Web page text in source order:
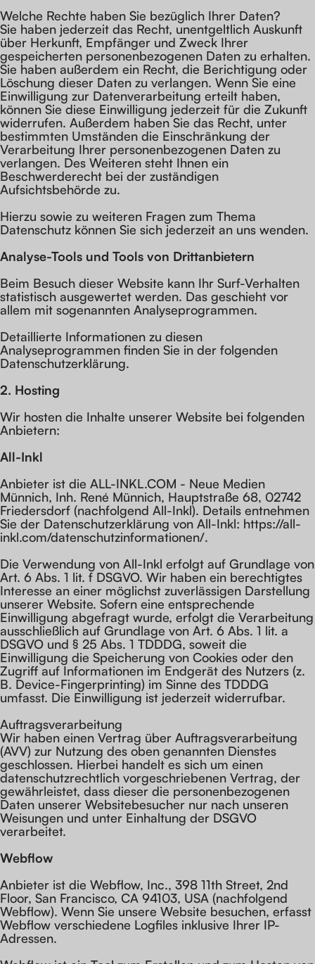
Websiteerstellung
Branding&
Design
Projekte&Referenzen
Projektablauf
SEO&SEA
Team
Kontakt
DatenschutzImpressum
Welche Rechte haben Sie bezüglich Ihrer Daten?
Sie haben jederzeit das Recht, unentgeltlich Auskunft
über Herkunft, Empfänger und Zweck Ihrer
gespeicherten personenbezogenen Daten zu erhalten.
Sie haben außerdem ein Recht, die Berichtigung oder
Löschung dieser Daten zu verlangen. Wenn Sie eine
Einwilligung zur Datenverarbeitung erteilt haben,
können Sie diese Einwilligung jederzeit für die Zukunft
widerrufen. Außerdem haben Sie das Recht, unter
bestimmten Umständen die Einschränkung der
Verarbeitung Ihrer personenbezogenen Daten zu
verlangen. Des Weiteren steht Ihnen ein
Beschwerderecht bei der zuständigen
Aufsichtsbehörde zu.
Hierzu sowie zu weiteren Fragen zum Thema
Datenschutz können Sie sich jederzeit an uns wenden.
Analyse-Tools und Tools von Dritt­anbietern
Beim Besuch dieser Website kann Ihr Surf-Verhalten
statistisch ausgewertet werden. Das geschieht vor
allem mit sogenannten Analyseprogrammen.
Detaillierte Informationen zu diesen
Analyseprogrammen finden Sie in der folgenden
Datenschutzerklärung.
2. Hosting
Wir hosten die Inhalte unserer Website bei folgenden
Anbietern:
All-Inkl
Anbieter ist die ALL-INKL.COM - Neue Medien
Münnich, Inh. René Münnich, Hauptstraße 68, 02742
Friedersdorf (nachfolgend All-Inkl). Details entnehmen
Sie der Datenschutzerklärung von All-Inkl: https://all-
inkl.com/datenschutzinformationen/.
Die Verwendung von All-Inkl erfolgt auf Grundlage von
Art. 6 Abs. 1 lit. f DSGVO. Wir haben ein berechtigtes
Interesse an einer möglichst zuverlässigen Darstellung
unserer Website. Sofern eine entsprechende
Einwilligung abgefragt wurde, erfolgt die Verarbeitung
ausschließlich auf Grundlage von Art. 6 Abs. 1 lit. a
DSGVO und § 25 Abs. 1 TDDDG, soweit die
Einwilligung die Speicherung von Cookies oder den
Zugriff auf Informationen im Endgerät des Nutzers (z.
B. Device-Fingerprinting) im Sinne des TDDDG
umfasst. Die Einwilligung ist jederzeit widerrufbar.
Auftragsverarbeitung
Wir haben einen Vertrag über Auftragsverarbeitung
(AVV) zur Nutzung des oben genannten Dienstes
geschlossen. Hierbei handelt es sich um einen
datenschutzrechtlich vorgeschriebenen Vertrag, der
gewährleistet, dass dieser die personenbezogenen
Daten unserer Websitebesucher nur nach unseren
Weisungen und unter Einhaltung der DSGVO
verarbeitet.
Webflow
Anbieter ist die Webflow, Inc., 398 11th Street, 2nd
Floor, San Francisco, CA 94103, USA (nachfolgend
Webflow). Wenn Sie unsere Website besuchen, erfasst
Webflow verschiedene Logfiles inklusive Ihrer IP-
Adressen.